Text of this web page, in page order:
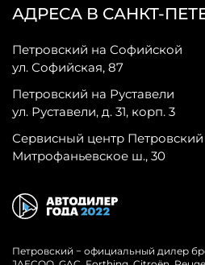
АДРЕСА В САНКТ-
Петровский на Софийской
ул. Софийская, 87
Петровский на Руставели
ул. Руставели, д. 31, корп. 3
Сервисный центр Петровский
Митрофаньевское ш., 30
Петровский − официальный дилер